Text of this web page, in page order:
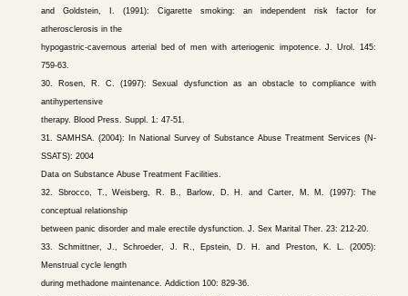
and Goldstein, I. (1991): Cigarette smoking: an independent risk factor for
atherosclerosis in the
hypogastric-cavernous arterial bed of men with arteriogenic impotence. J. Urol. 145:
759-63.
30. Rosen, R. C. (1997): Sexual dysfunction as an obstacle to compliance with
antihypertensive
therapy. Blood Press. Suppl. 1: 47-51.
31. SAMHSA. (2004): In National Survey of Substance Abuse Treatment Services (N-
SSATS): 2004
Data on Substance Abuse Treatment Facilities.
32. Sbrocco, T., Weisberg, R. B., Barlow, D. H. and Carter, M. M. (1997): The
conceptual relationship
between panic disorder and male erectile dysfunction. J. Sex Marital Ther. 23: 212-20.
33. Schmittner, J., Schroeder, J. R., Epstein, D. H. and Preston, K. L. (2005):
Menstrual cycle length
during methadone maintenance. Addiction 100: 829-36.